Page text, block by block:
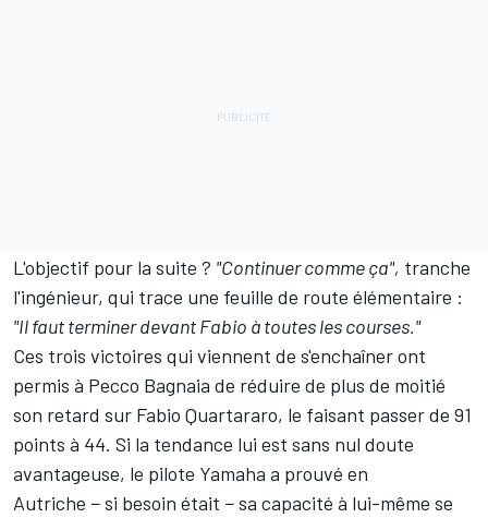
L'objectif pour la suite ? "Continuer comme ça", tranche
l'ingénieur, qui trace une feuille de route élémentaire :
"Il faut terminer devant Fabio à toutes les courses."
Ces trois victoires qui viennent de s'enchaîner ont
permis à Pecco Bagnaia de réduire de plus de moitié
son retard sur Fabio Quartararo, le faisant passer de 91
points à 44. Si la tendance lui est sans nul doute
avantageuse, le pilote Yamaha a prouvé en
Autriche − si besoin était − sa capacité à lui-même se